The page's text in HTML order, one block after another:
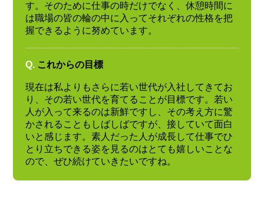
す。そのために仕事の時だけでなく、休憩時間に
は職場の皆の輪の中に入ってそれぞれの性格を把
握できるように努めています。
Q. これからの目標
現在は私よりもさらに若い世代が入社してきてお
り、その若い世代を育てることが目標です。若い
人が入って来るのは新鮮ですし、その考え方に驚
かされることもしばしばですが、接していて面白
いと感じます。素人だった人が成長して仕事でひ
とり立ちできる姿を見るのはとても嬉しいことな
ので、ぜひ続けていきたいですね。